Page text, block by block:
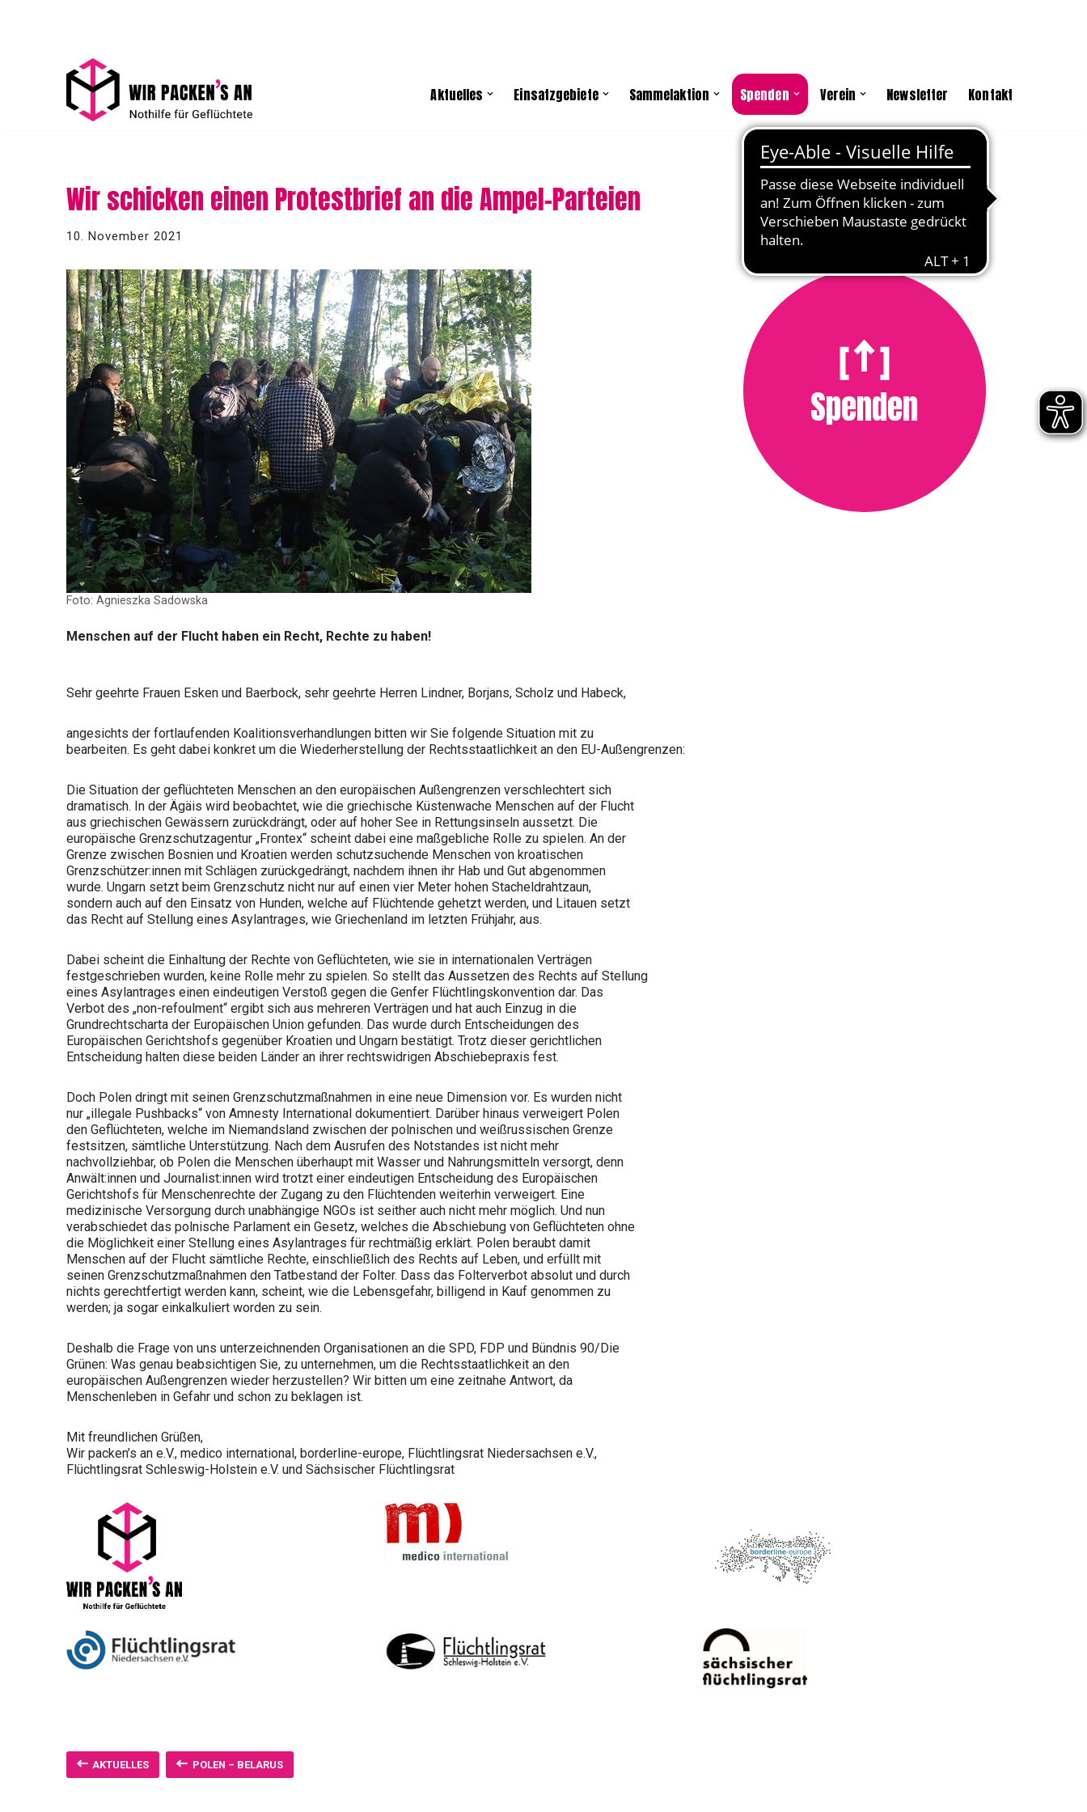
Aktuelles Einsatzgebiete Sammelaktion Spenden Verein Newsletter Kontakt
Wir schicken einen Protestbrief an die Ampel-Parteien
10. November 2021
Foto: Agnieszka Sadowska
Spenden
Menschen auf der Flucht haben ein Recht, Rechte zu haben!
Sehr geehrte Frauen Esken und Baerbock, sehr geehrte Herren Lindner, Borjans, Scholz und Habeck,
angesichts der fortlaufenden Koalitionsverhandlungen bitten wir Sie folgende Situation mit zu
bearbeiten. Es geht dabei konkret um die Wiederherstellung der Rechtsstaatlichkeit an den EU-Außengrenzen:
Die Situation der geflüchteten Menschen an den europäischen Außengrenzen verschlechtert sich
dramatisch. In der Ägäis wird beobachtet, wie die griechische Küstenwache Menschen auf der Flucht
aus griechischen Gewässern zurückdrängt, oder auf hoher See in Rettungsinseln aussetzt. Die
europäische Grenzschutzagentur „Frontex“ scheint dabei eine maßgebliche Rolle zu spielen. An der
Grenze zwischen Bosnien und Kroatien werden schutzsuchende Menschen von kroatischen
Grenzschützer:innen mit Schlägen zurückgedrängt, nachdem ihnen ihr Hab und Gut abgenommen
wurde. Ungarn setzt beim Grenzschutz nicht nur auf einen vier Meter hohen Stacheldrahtzaun,
sondern auch auf den Einsatz von Hunden, welche auf Flüchtende gehetzt werden, und Litauen setzt
das Recht auf Stellung eines Asylantrages, wie Griechenland im letzten Frühjahr, aus.
Dabei scheint die Einhaltung der Rechte von Geflüchteten, wie sie in internationalen Verträgen
festgeschrieben wurden, keine Rolle mehr zu spielen. So stellt das Aussetzen des Rechts auf Stellung
eines Asylantrages einen eindeutigen Verstoß gegen die Genfer Flüchtlingskonvention dar. Das
Verbot des „non-refoulment“ ergibt sich aus mehreren Verträgen und hat auch Einzug in die
Grundrechtscharta der Europäischen Union gefunden. Das wurde durch Entscheidungen des
Europäischen Gerichtshofs gegenüber Kroatien und Ungarn bestätigt. Trotz dieser gerichtlichen
Entscheidung halten diese beiden Länder an ihrer rechtswidrigen Abschiebepraxis fest.
Doch Polen dringt mit seinen Grenzschutzmaßnahmen in eine neue Dimension vor. Es wurden nicht
nur „illegale Pushbacks“ von Amnesty International dokumentiert. Darüber hinaus verweigert Polen
den Geflüchteten, welche im Niemandsland zwischen der polnischen und weißrussischen Grenze
festsitzen, sämtliche Unterstützung. Nach dem Ausrufen des Notstandes ist nicht mehr
nachvollziehbar, ob Polen die Menschen überhaupt mit Wasser und Nahrungsmitteln versorgt, denn
Anwält:innen und Journalist:innen wird trotzt einer eindeutigen Entscheidung des Europäischen
Gerichtshofs für Menschenrechte der Zugang zu den Flüchtenden weiterhin verweigert. Eine
medizinische Versorgung durch unabhängige NGOs ist seither auch nicht mehr möglich. Und nun
verabschiedet das polnische Parlament ein Gesetz, welches die Abschiebung von Geflüchteten ohne
die Möglichkeit einer Stellung eines Asylantrages für rechtmäßig erklärt. Polen beraubt damit
Menschen auf der Flucht sämtliche Rechte, einschließlich des Rechts auf Leben, und erfüllt mit
seinen Grenzschutzmaßnahmen den Tatbestand der Folter. Dass das Folterverbot absolut und durch
nichts gerechtfertigt werden kann, scheint, wie die Lebensgefahr, billigend in Kauf genommen zu
werden; ja sogar einkalkuliert worden zu sein.
Deshalb die Frage von uns unterzeichnenden Organisationen an die SPD, FDP und Bündnis 90/Die
Grünen: Was genau beabsichtigen Sie, zu unternehmen, um die Rechtsstaatlichkeit an den
europäischen Außengrenzen wieder herzustellen? Wir bitten um eine zeitnahe Antwort, da
Menschenleben in Gefahr und schon zu beklagen ist.
Mit freundlichen Grüßen,
Wir packen’s an e.V., medico international, borderline-europe, Flüchtlingsrat Niedersachsen e.V.,
Flüchtlingsrat Schleswig-Holstein e.V. und Sächsischer Flüchtlingsrat
AKTUELLES POLEN – BELARUS